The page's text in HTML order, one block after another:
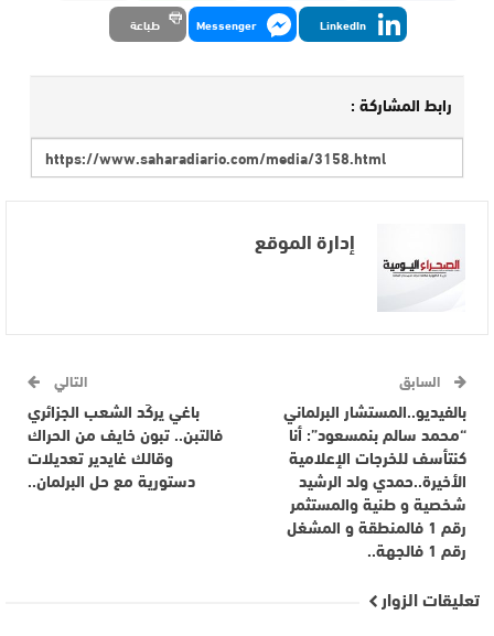
LinkedIn
Messenger طباعة
رابط المشاركة :
إدارة الموقع
السابق
بالفيديو..المستشار البرلماني
“محمد سالم بنمسعود”: أنا
كنتأسف للخرجات الإعلامية
الأخيرة..حمدي ولد الرشيد
شخصية و طنية والمستثمر
رقم 1 فالمنطقة و المشغل
رقم 1 فالجهة..
التالي
باغي يركَد الشعب الجزائري
فالتبن.. تبون خايف من الحراك
وقالك غايدير تعديلات
دستورية مع حل البرلمان..
تعليقات الزوار